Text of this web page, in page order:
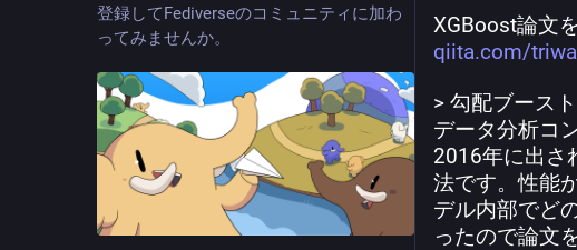
登録してFediverseのコミュニティに加わ
ってみませんか。
XGBoost論文
qiita.com/
> 勾配ブース
データ分析コ
2016年に出さ
法です。性能
デル内部でど
ったので論文